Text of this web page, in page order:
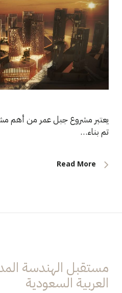
تم بناء…
Read More
مستقبل الهندسة
العربية السعودية